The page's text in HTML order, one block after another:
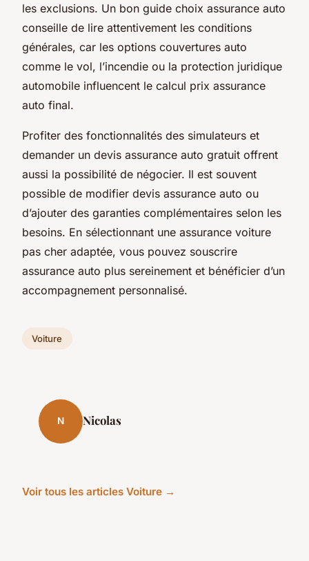
les exclusions. Un bon guide choix assurance auto
conseille de lire attentivement les conditions
générales, car les options couvertures auto
comme le vol, l’incendie ou la protection juridique
automobile influencent le calcul prix assurance
auto final.
Profiter des fonctionnalités des simulateurs et
demander un devis assurance auto gratuit offrent
aussi la possibilité de négocier. Il est souvent
possible de modifier devis assurance auto ou
d’ajouter des garanties complémentaires selon les
besoins. En sélectionnant une assurance voiture
pas cher adaptée, vous pouvez souscrire
assurance auto plus sereinement et bénéficier d’un
accompagnement personnalisé.
Voiture
N Nicolas
Voir tous les articles Voiture →